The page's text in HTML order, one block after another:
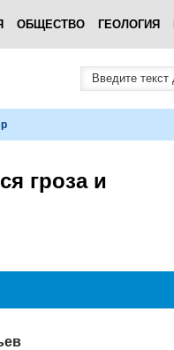
ОБЩЕСТВО ГЕОЛОГИЯ
гроза и